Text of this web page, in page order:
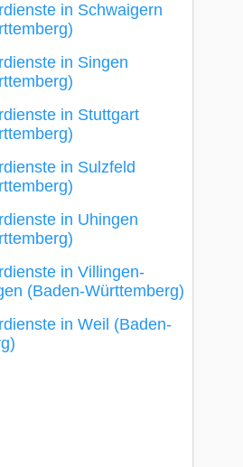
in Schwaigern
in Singen
in Stuttgart
in Sulzfeld
in Uhingen
in Villingen-
(Baden-Württemberg)
in Weil (Baden-